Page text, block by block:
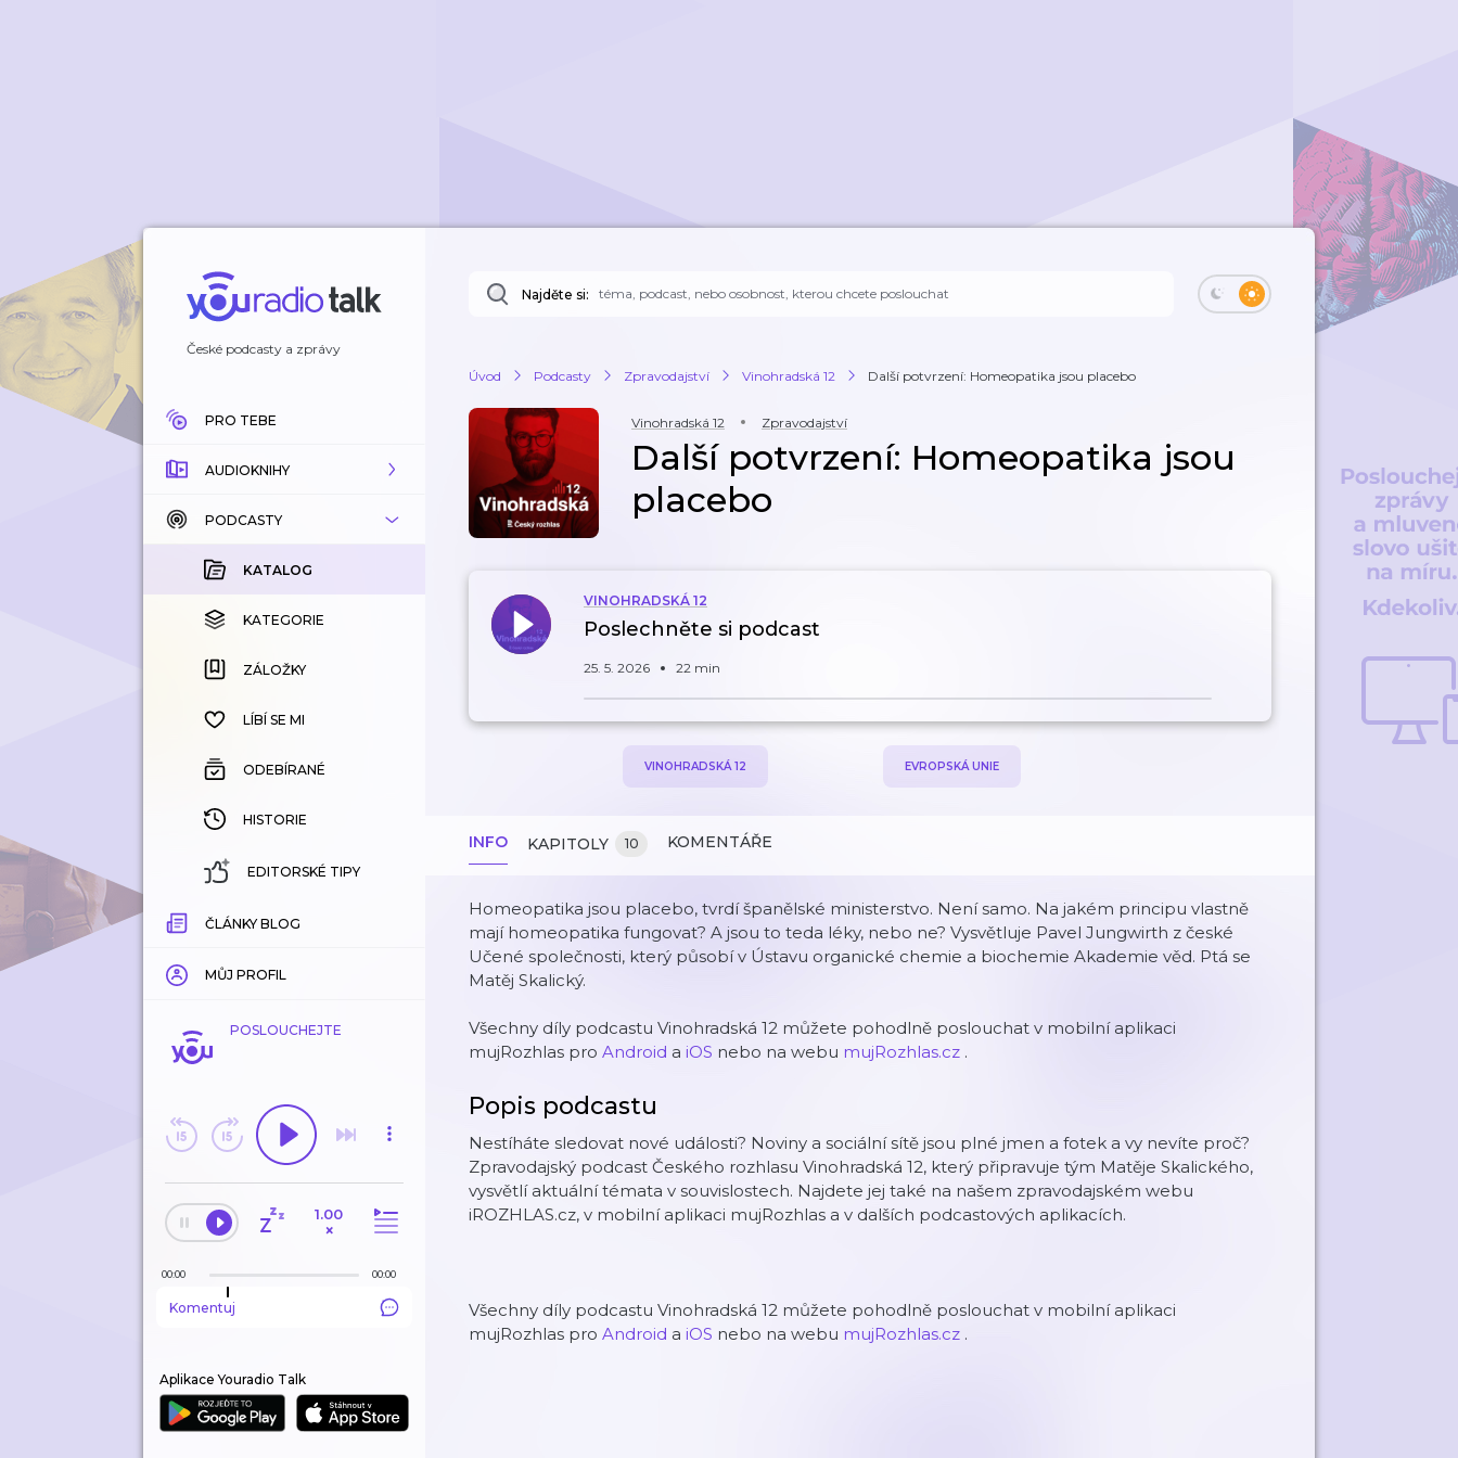
České podcasty a zprávy
PRO TEBE
AUDIOKNIHY
KATALOG
KOUPENÉ
KATEGORIE
ZÁLOŽKY
HISTORIE
PODCASTY
KATALOG
KATEGORIE
ZÁLOŽKY
LÍBÍ SE MI
ODEBÍRANÉ
HISTORIE
EDITORSKÉ TIPY
ČLÁNKY BLOG
MŮJ PROFIL
POSLOUCHEJTE
1.00
×
00:00 00:00
Komentuj
Aplikace Youradio Talk
Najděte si:
Úvod Podcasty Zpravodajství Vinohradská 12 Další potvrzení: Homeopatika jsou placebo
Vinohradská 12 Zpravodajství
Další potvrzení: Homeopatika jsou
placebo
VINOHRADSKÁ 12
Poslechněte si podcast
25. 5. 2026 22 min
VINOHRADSKÁ 12 EVROPSKÁ UNIE
INFO KAPITOLY 10 KOMENTÁŘE
Homeopatika jsou placebo, tvrdí španělské ministerstvo. Není samo. Na jakém principu vlastně
mají homeopatika fungovat? A jsou to teda léky, nebo ne? Vysvětluje Pavel Jungwirth z české
Učené společnosti, který působí v Ústavu organické chemie a biochemie Akademie věd. Ptá se
Matěj Skalický.
Všechny díly podcastu Vinohradská 12 můžete pohodlně poslouchat v mobilní aplikaci
mujRozhlas pro Android a iOS nebo na webu mujRozhlas.cz .
Popis podcastu
Nestíháte sledovat nové události? Noviny a sociální sítě jsou plné jmen a fotek a vy nevíte proč?
Zpravodajský podcast Českého rozhlasu Vinohradská 12, který připravuje tým Matěje Skalického,
vysvětlí aktuální témata v souvislostech. Najdete jej také na našem zpravodajském webu
iROZHLAS.cz, v mobilní aplikaci mujRozhlas a v dalších podcastových aplikacích.
Všechny díly podcastu Vinohradská 12 můžete pohodlně poslouchat v mobilní aplikaci
mujRozhlas pro Android a iOS nebo na webu mujRozhlas.cz .